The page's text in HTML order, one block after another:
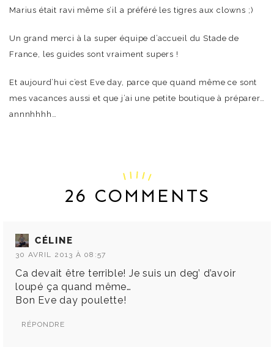
Marius était ravi même s’il a préféré les tigres aux clowns ;)
Un grand merci à la super équipe d’accueil du Stade de
France, les guides sont vraiment supers !
Et aujourd’hui c’est Eve day, parce que quand même ce sont
mes vacances aussi et que j’ai une petite boutique à préparer…
annnhhhh…
26 COMMENTS
CÉLINE
30 AVRIL 2013 À 08:57
Ca devait être terrible! Je suis un deg’ d’avoir
loupé ça quand même…
Bon Eve day poulette!
RÉPONDRE